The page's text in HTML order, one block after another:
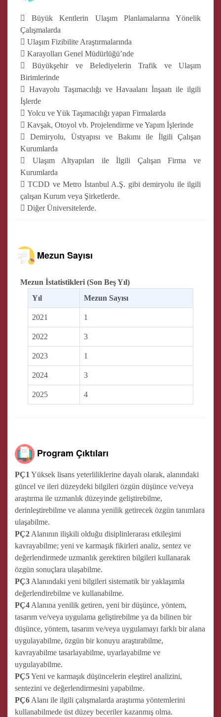
 Büyük Kentlerin Ulaşım Planlamalarına Yönelik
Çalışmalarda
 Ulaşım Fizibilite Araştırmalarında
 Karayolları Genel Müdürlüğü’nde
 Büyükşehir ve Belediyelerin Trafik ve Ulaşım
Birimlerinde
 Havayolu Taşımacılığı ve Havaalanı İnşaatı ile ilgili
İşlerde
 Yolcu ve Yük Taşımacılığı yapan Firmalarda
 Kavşak, Otoyol vb. Projelendirme ve Yapım İşlerinde
 Demiryolu, Üstyapısı ve Bakımı ile İlgili Çalışan
Kurumlarda
 Ulaşım Altyapıları ile İlgili Çalışan Firma ve
Kurumlarda
 TCDD ve Metro İstanbul A.Ş. gibi demiryolu ile ilgili
çalışan Kurum veya Şirketlerde.
 Diğer Üniversitelerde.
Mezun Sayısı
Mezun İstatistikleri (Son Beş Yıl)
Yıl
Mezun Sayısı
2021 1
2022 3
2023 1
2024 3
2025 4
Program Çıktıları
PÇ1 Yüksek lisans yeterliliklerine dayalı olarak, alanındaki
güncel ve ileri düzeydeki bilgileri özgün düşünce ve/veya
araştırma ile uzmanlık düzeyinde geliştirebilme,
derinleştirebilme ve alanına yenilik getirecek özgün tanımlara
ulaşabilme.
PÇ2 Alanının ilişkili olduğu disiplinlerarası etkileşimi
kavrayabilme; yeni ve karmaşık fikirleri analiz, sentez ve
değerlendirmede uzmanlık gerektiren bilgileri kullanarak
özgün sonuçlara ulaşabilme.
PÇ3 Alanındaki yeni bilgileri sistematik bir yaklaşımla
değerlendirebilme ve kullanabilme.
PÇ4 Alanına yenilik getiren, yeni bir düşünce, yöntem,
tasarım ve/veya uygulama geliştirebilme ya da bilinen bir
düşünce, yöntem, tasarım ve/veya uygulamayı farklı bir alana
uygulayabilme, özgün bir konuyu araştırabilme,
kavrayabilme tasarlayabilme, uyarlayabilme ve
uygulayabilme.
PÇ5Yeni ve karmaşık düşüncelerin eleştirel analizini,
sentezini ve değerlendirmesini yapabilme.
PÇ6 Alanı ile ilgili çalışmalarda araştırma yöntemlerini
kullanabilmede üst düzey beceriler kazanmış olma.